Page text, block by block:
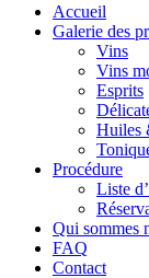
Accueil
Galerie des
Vins
Vins
Esprits
Huiles
Procédure
Liste
Qui sommes
FAQ
Contact